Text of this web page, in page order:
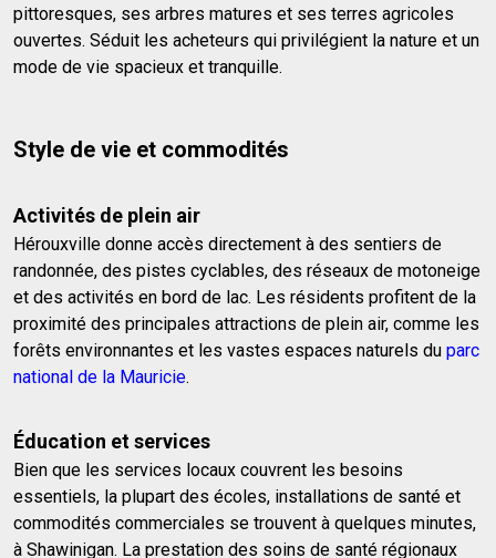
pittoresques, ses arbres matures et ses terres agricoles
ouvertes. Séduit les acheteurs qui privilégient la nature et un
mode de vie spacieux et tranquille.
Style de vie et commodités
Activités de plein air
Hérouxville donne accès directement à des sentiers de
randonnée, des pistes cyclables, des réseaux de motoneige
et des activités en bord de lac. Les résidents profitent de la
proximité des principales attractions de plein air, comme les
forêts environnantes et les vastes espaces naturels du parc
national de la Mauricie.
Éducation et services
Bien que les services locaux couvrent les besoins
essentiels, la plupart des écoles, installations de santé et
commodités commerciales se trouvent à quelques minutes,
à Shawinigan. La prestation des soins de santé régionaux